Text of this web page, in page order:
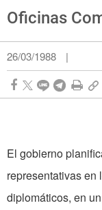
Oficinas
26/03/1988 |
El gobierno
representativas en
diplomáticos, en